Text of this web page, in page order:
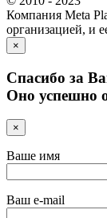
Компания Meta
организацией, и
×
Спасибо за
Оно успешно
×
Ваше имя
Ваш e-mail